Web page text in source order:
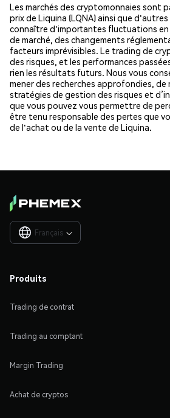
Les marchés des cryptomonnaies sont
prix de Liquina (LQNA) ainsi que
connaître d'importantes fluctuations en
de marché, des changements
facteurs imprévisibles. Le trading de
des risques, et les performances
rien les résultats futurs. Nous vous
mener des recherches approfondies, de
stratégies de gestion des risques et
que vous pouvez vous permettre de
être tenu responsable des pertes que
de l'achat ou de la vente de Liquina.
Français 
Produits
Trading de contrat
Trading au comptant
Margin Trading
Achat de cryptos